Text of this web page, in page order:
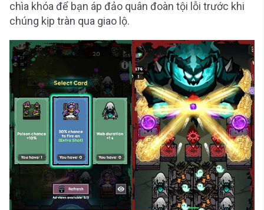
chìa khóa để bạn áp đảo quân đoàn tội lỗi trước khi
chúng kịp tràn qua giao lộ.